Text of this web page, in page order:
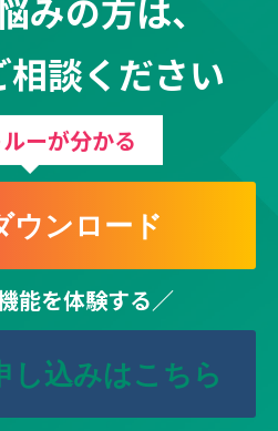
みの方は、
相談ください
ーが分かる
ウンロード
能を体験する／
し込みはこちら